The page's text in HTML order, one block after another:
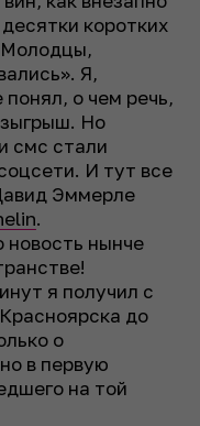
коротких
Я,
о чем речь,
Но
смс стали
И тут все
Эммерле
.
новость нынче
я получил с
до
о
в первую
на той